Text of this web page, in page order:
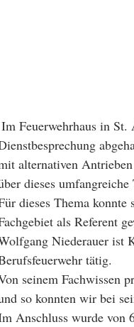
alternativen
dieses umfangreiche
dieses Thema konnte
als Referent
Niederauer ist
tätig.
seinem Fachwissen
so konnten wir bei
Anschluss wurde von